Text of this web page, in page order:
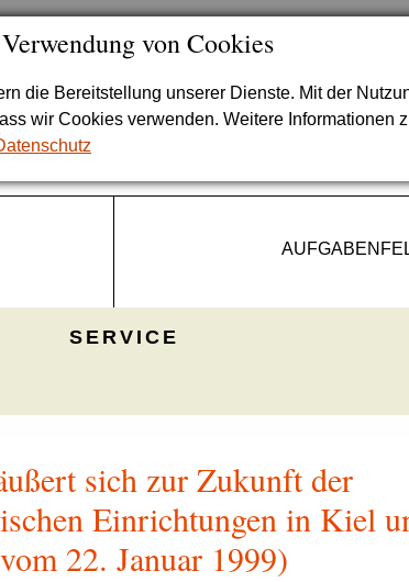
von Cookies
die Bereitstellung unserer Dienste. Mit der
wir Cookies verwenden. Weitere Informationen
SERVICE
sich zur Zukunft der
Einrichtungen in Kiel
22. Januar 1999)